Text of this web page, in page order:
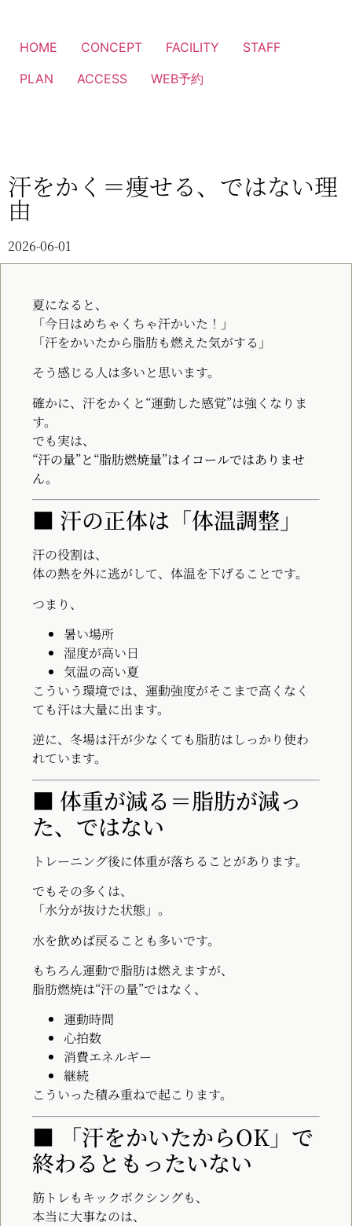
HOME CONCEPT FACILITY
STAFF
PLAN
ACCESS WEB予約
汗をかく＝痩せる、ではない理
由
2026-06-01
夏になると、
「今日はめちゃくちゃ汗かいた！」
「汗をかいたから脂肪も燃えた気がする」
そう感じる人は多いと思います。
確かに、汗をかくと“運動した感覚”は強くなりま
す。
でも実は、
“汗の量”と“脂肪燃焼量”はイコールではありませ
ん。
■ 汗の正体は「体温調整」
汗の役割は、
体の熱を外に逃がして、体温を下げることです。
つまり、
暑い場所
湿度が高い日
気温の高い夏
こういう環境では、運動強度がそこまで高くなく
ても汗は大量に出ます。
逆に、冬場は汗が少なくても脂肪はしっかり使わ
れています。
■ 体重が減る＝脂肪が減っ
た、ではない
トレーニング後に体重が落ちることがあります。
でもその多くは、
「水分が抜けた状態」。
水を飲めば戻ることも多いです。
もちろん運動で脂肪は燃えますが、
脂肪燃焼は“汗の量”ではなく、
運動時間
心拍数
消費エネルギー
継続
こういった積み重ねで起こります。
■ 「汗をかいたからOK」で
終わるともったいない
筋トレもキックボクシングも、
本当に大事なのは、